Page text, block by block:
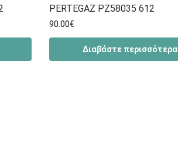
PERTEGAZ PZ58035 612
90.00€
Διαβάστε περισσότερα